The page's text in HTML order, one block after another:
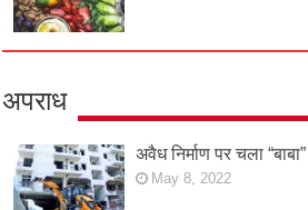
अपराध
अवैध निर्माण पर चला
May 8, 2022